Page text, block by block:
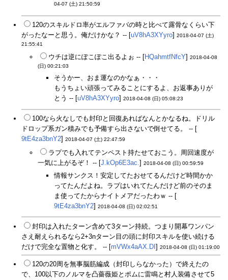
04-07 (土) 21:50:59
120のスキルドロ率がエルファバの時と比べて露骨なくらい下
がったなーと思う。俺だけかな？ -- [uV8hA3XYyro] 2018-04-07 (土)
21:55:41
ウチは逆にぽこぽこ出るよぉ -- [HQahmtfNfcY] 2018-04-08
(日) 00:21:03
そうかー、おま運なのかなぁ・・・
もうちょい頑張ってみることにするよ、お返事ありが
とう -- [uV8hA3XYyro] 2018-04-08 (日) 05:08:23
100なら火なしでも封印と回復あればなんとかなるね。ドリル
ドロップ系ガン積みでも予備すら出さないで倒せてる。 -- [
9tE4za3bnY2] 2018-04-07 (土) 22:47:59
ラプでも入れてテンペスト持たせておこう。周回速度が
一気に上がるぞ！ -- [J.kOp6E3ac.] 2018-04-08 (日) 00:59:59
情報サンクス！安定してたおせてるんだけど時間かか
ってたんだよね。ラプはいれてたんだけど前のそのま
ま使ってたからナイトメアだったわｗ -- [
9tE4za3bnY2] 2018-04-08 (日) 02:02:51
封印は入れたターン含めて3ターン持続。つまり開幕ワンパン
さえ耐えられるなら2+3nターン目の頭に封印スキルを使い続ける
だけで完全な置物と化す。 -- [mVWx4aAX.DI] 2018-04-08 (日) 01:19:00
120の20周を無事脳筋編成（封印しらなかった）で終えたの
で、100以下のノルマを凸薔薇姫とポムに雷鳴と村人装備させて5